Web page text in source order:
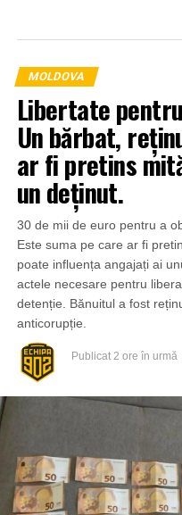
MOLDOVA
Libertate
Un bărbat,
ar fi pretins
un deținut.
30 de mii de euro pentru a
Este suma pe care ar fi
poate influența angajați ai
actele necesare pentru
detenție. Bănuitul a fost
anticorupție.
Publicat 2 ore în urmă